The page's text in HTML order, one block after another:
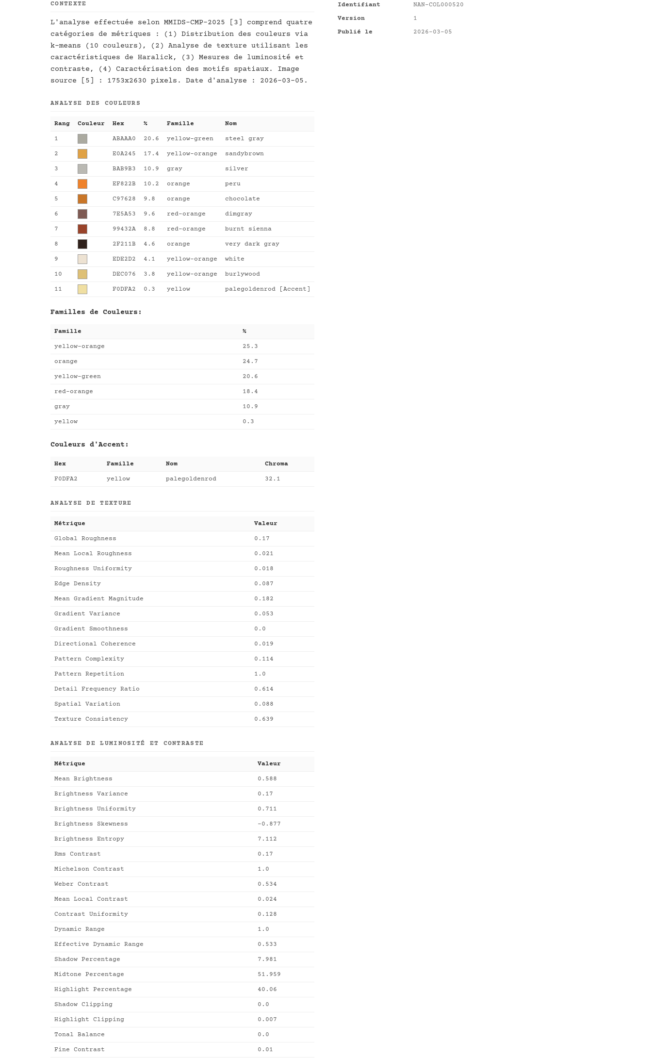
CONTEXTE
L'analyse effectuée selon MMIDS-CMP-2025 [3] comprend quatre
catégories de métriques : (1) Distribution des couleurs via
k-means (10 couleurs), (2) Analyse de texture utilisant les
caractéristiques de Haralick, (3) Mesures de luminosité et
contraste, (4) Caractérisation des motifs spatiaux. Image
source [5] : 1753x2630 pixels. Date d'analyse : 2026-03-05.
ANALYSE DES COULEURS
Rang Couleur Hex % Famille Nom
1 ABAAA0 20.6 yellow-green steel gray
2 E0A245 17.4 yellow-orange sandybrown
3 BAB9B3 10.9 gray silver
4 EF822B 10.2 orange peru
5 C97628 9.8 orange chocolate
6 7E5A53 9.6 red-orange dimgray
7 99432A 8.8 red-orange burnt sienna
8 2F211B 4.6 orange very dark gray
9 EDE2D2 4.1 yellow-orange white
10 DEC076 3.8 yellow-orange burlywood
11 F0DFA2 0.3 yellow palegoldenrod [Accent]
Familles de Couleurs:
Famille %
yellow-orange 25.3
orange 24.7
yellow-green 20.6
red-orange 18.4
gray 10.9
yellow 0.3
Couleurs d'Accent:
Hex Famille Nom Chroma
F0DFA2 yellow palegoldenrod 32.1
ANALYSE DE TEXTURE
Métrique Valeur
Global Roughness 0.17
Mean Local Roughness 0.021
Roughness Uniformity 0.018
Edge Density 0.087
Mean Gradient Magnitude 0.182
Gradient Variance 0.053
Gradient Smoothness 0.0
Directional Coherence 0.019
Pattern Complexity 0.114
Pattern Repetition 1.0
Detail Frequency Ratio 0.614
Spatial Variation 0.088
Texture Consistency 0.639
ANALYSE DE LUMINOSITÉ ET CONTRASTE
Métrique Valeur
Mean Brightness 0.588
Brightness Variance 0.17
Brightness Uniformity 0.711
Brightness Skewness -0.877
Brightness Entropy 7.112
Rms Contrast 0.17
Michelson Contrast 1.0
Weber Contrast 0.534
Mean Local Contrast 0.024
Contrast Uniformity 0.128
Dynamic Range 1.0
Effective Dynamic Range 0.533
Shadow Percentage 7.981
Midtone Percentage 51.959
Highlight Percentage 40.06
Shadow Clipping 0.0
Highlight Clipping 0.007
Tonal Balance 0.0
Fine Contrast 0.01
Identifiant
NAN-COL000520
Version
1
Publié le
2026-03-05